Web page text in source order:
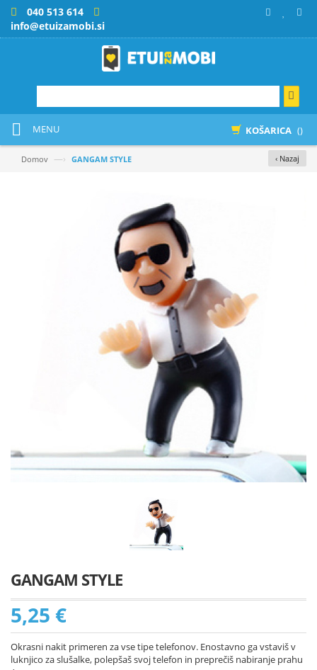
040 513 614
info@etuizamobi.si
KOŠARICA ()
MENU
‹ Nazaj
Domov —› GANGAM STYLE
GANGAM STYLE
5,25 €
Okrasni nakit primeren za vse tipe telefonov. Enostavno ga vstaviš v
luknjico za slušalke, polepšaš svoj telefon in preprečiš nabiranje prahu